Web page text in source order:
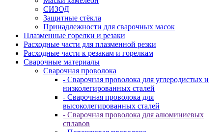
СИЗОД
Защитные стёкла
Принадлежности для сварочных масок
Плазменные горелки и резаки
Расходные части для плазменной резки
Расходные части к резакам и горелкам
Сварочные материалы
Сварочная проволока
- Сварочная проволока для углеродистых и
низколегированных сталей
- Сварочная проволока для
высоколегированных сталей
- Сварочная проволока для алюминиевых
сплавов